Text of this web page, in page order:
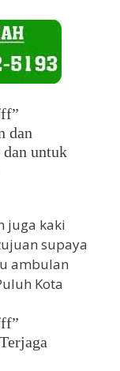
dan
untuk
juga kaki
supaya
ambulan
Kota